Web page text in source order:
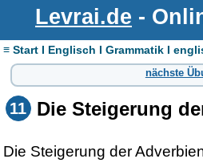
Levrai.de -
≡ Start I Englisch I Grammatik I
nächste
11 Die Steigerung
Die Steigerung der